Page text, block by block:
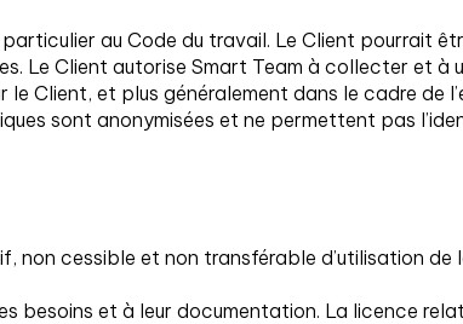
au Code du travail. Le Client pourrait
Le Client autorise Smart Team à collecter et à
Client, et plus généralement dans le cadre de
sont anonymisées et ne permettent pas
non cessible et non transférable d’utilisation
besoins et à leur documentation. La licence